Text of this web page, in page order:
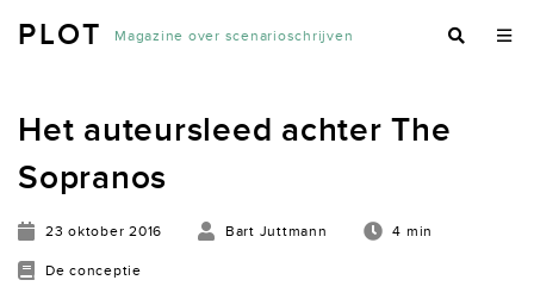
PLOT Magazine over scenarioschrijven
Het auteursleed achter The
Sopranos
23 oktober 2016 Bart Juttmann 4 min
De conceptie